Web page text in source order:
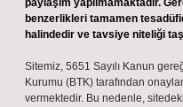
paylaşım yapılmamaktadır.
benzerlikleri tamamen
halindedir ve tavsiye niteliği
Sitemiz, 5651 Sayılı Kanun
Kurumu (BTK) tarafından
vermektedir. Bu nedenle,